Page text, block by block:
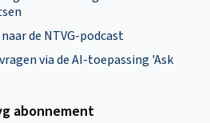
de NTVG-podcast
via de AI-toepassing 'Ask
abonnement